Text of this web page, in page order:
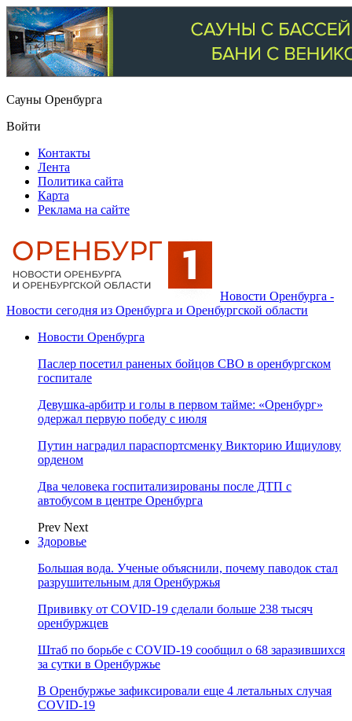
Сауны Оренбурга
Войти
Контакты
Лента
Политика сайта
Карта
Реклама на сайте
Новости Оренбурга -
Новости сегодня из Оренбурга и Оренбургской области
Новости Оренбурга
Паслер посетил раненых бойцов СВО в оренбургском
госпитале
Девушка-арбитр и голы в первом тайме: «Оренбург»
одержал первую победу с июля
Путин наградил параспортсменку Викторию Ищиулову
орденом
Два человека госпитализированы после ДТП с
автобусом в центре Оренбурга
Prev Next
Здоровье
Большая вода. Ученые объяснили, почему паводок стал
разрушительным для Оренбуржья
Прививку от COVID-19 сделали больше 238 тысяч
оренбуржцев
Штаб по борьбе с СOVID-19 сообщил о 68 заразившихся
за сутки в Оренбуржье
В Оренбуржье зафиксировали еще 4 летальных случая
COVID-19